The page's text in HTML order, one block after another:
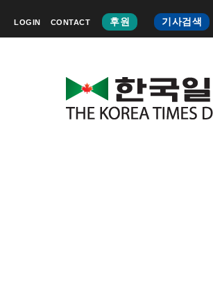
LOGIN CONTACT 후원 기사검색